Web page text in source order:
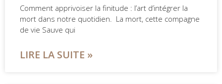
Comment apprivoiser la finitude : l’art d’intégrer la
mort dans notre quotidien. La mort, cette compagne
de vie Sauve qui
LIRE LA SUITE »